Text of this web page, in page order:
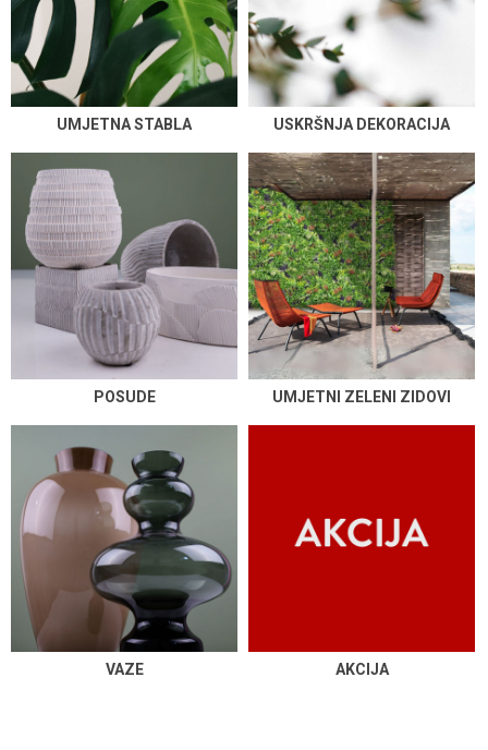
UMJETNA STABLA USKRŠNJA DEKORACIJA
POSUDE UMJETNI ZELENI ZIDOVI
VAZE AKCIJA